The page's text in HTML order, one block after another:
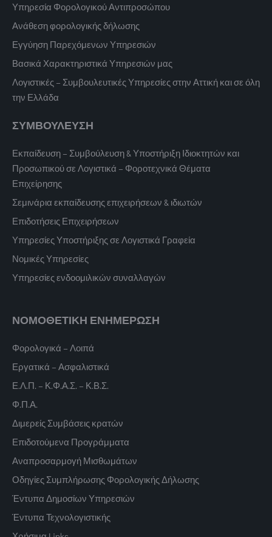
Υπηρεσία Φορολογικού Αντιπροσώπου
Ανάθεση φορολογικής δήλωσης
Εγγύηση Παρεχόμενων Υπηρεσιών
Βασικά Χαρακτηριστικά Υπηρεσιών μας
Λογιστικές – Συμβουλευτικές Υπηρεσίες στην Αττική και σε όλη
την Ελλάδα
ΣΥΜΒΟΥΛΕΥΣΗ
Εκπαίδευση – Συμβούλευση & Υποστήριξη Ιδιοκτητών και
Προσωπικού σε Λογιστικά – Φοροτεχνικά Θέματα
Επιχείρησης
Σεμινάρια εκπαίδευσης επιχειρήσεων & ιδιωτών
Επιδοτήσεις Επιχειρήσεων
Υπηρεσίες Υποστήριξης σε Λογιστικά Γραφεία
Νομικές Υπηρεσίες
Υπηρεσίες ενδοομιλικών συναλλαγών
ΝΟΜΟΘΕΤΙΚΗ ΕΝΗΜΕΡΩΣΗ
Φορολογικά – Λοιπά
Εργατικά – Ασφαλιστικά
Ε.Λ.Π. – Κ.Φ.Α.Σ. – Κ.Β.Σ.
Φ.Π.Α.
Διμερείς Συμβάσεις κρατών
Επιδοτούμενα Προγράμματα
Αναπροσαρμογή Μισθωμάτων
Οδηγίες Συμπλήρωσης Φορολογικής Δήλωσης
Έντυπα Δημοσίων Υπηρεσιών
Έντυπα Τεχνολογιστικής